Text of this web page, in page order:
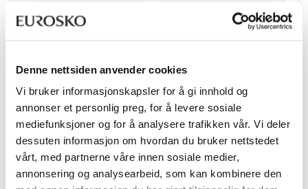
Denne nettsiden anvender cookies
Vi bruker informasjonskapsler for å gi innhold og
annonser et personlig preg, for å levere sosiale
mediefunksjoner og for å analysere trafikken vår. Vi deler
dessuten informasjon om hvordan du bruker nettstedet
vårt, med partnerne våre innen sosiale medier,
annonsering og analysearbeid, som kan kombinere den
Klassiske pumps
Pris
Pris
1 199,-
Klassiske pumps
Rabattert
Pris
599,-
Ordinær
Pris
Medlemstilbud til herre